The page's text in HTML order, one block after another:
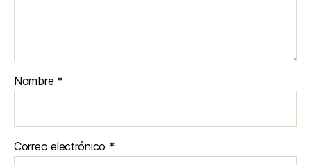
Nombre *
Correo electrónico *